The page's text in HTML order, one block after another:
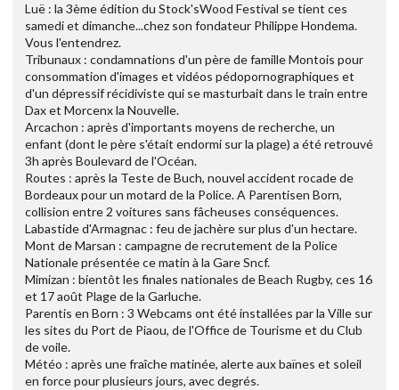
Luë : la 3ème édition du Stock'sWood Festival se tient ces
samedi et dimanche...chez son fondateur Philippe Hondema.
Vous l'entendrez.
Tribunaux : condamnations d'un père de famille Montois pour
consommation d'images et vidéos pédopornographiques et
d'un dépressif récidiviste qui se masturbait dans le train entre
Dax et Morcenx la Nouvelle.
Arcachon : après d'importants moyens de recherche, un
enfant (dont le père s'était endormi sur la plage) a été retrouvé
3h après Boulevard de l'Océan.
Routes : après la Teste de Buch, nouvel accident rocade de
Bordeaux pour un motard de la Police. A Parentisen Born,
collision entre 2 voitures sans fâcheuses conséquences.
Labastide d'Armagnac : feu de jachère sur plus d'un hectare.
Mont de Marsan : campagne de recrutement de la Police
Nationale présentée ce matin à la Gare Sncf.
Mimizan : bientôt les finales nationales de Beach Rugby, ces 16
et 17 août Plage de la Garluche.
Parentis en Born : 3 Webcams ont été installées par la Ville sur
les sites du Port de Piaou, de l'Office de Tourisme et du Club
de voile.
Météo : après une fraîche matinée, alerte aux baïnes et soleil
en force pour plusieurs jours, avec degrés.